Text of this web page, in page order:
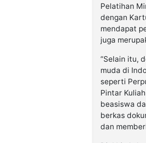
Pelatihan
dengan
mendapat
juga
“Selain itu,
muda di
seperti
Pintar
beasiswa
berkas
dan